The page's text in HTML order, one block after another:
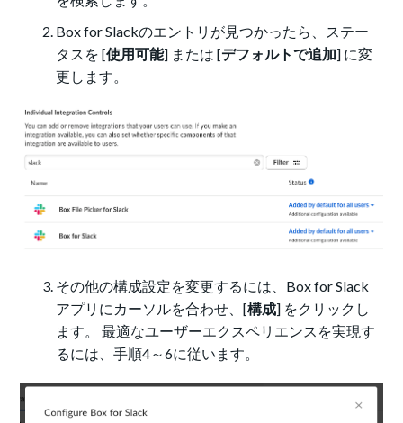
Box for Slackのエントリが見つかったら、ステー
タスを [使用可能] または [デフォルトで追加] に変
更します。
その他の構成設定を変更するには、Box for Slack
アプリにカーソルを合わせ、[構成] をクリックし
ます。 最適なユーザーエクスペリエンスを実現す
るには、手順4～6に従います。